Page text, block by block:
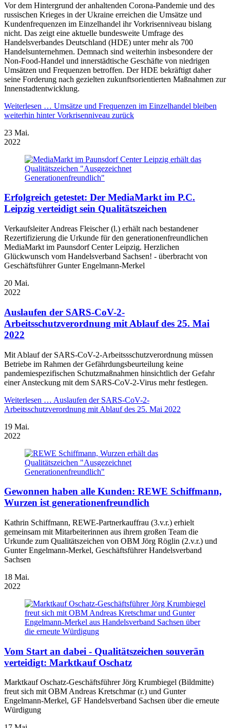
Vor dem Hintergrund der anhaltenden Corona-Pandemie und des
russischen Krieges in der Ukraine erreichen die Umsätze und
Kundenfrequenzen im Einzelhandel ihr Vorkrisenniveau bislang
nicht. Das zeigt eine aktuelle bundesweite Umfrage des
Handelsverbandes Deutschland (HDE) unter mehr als 700
Handelsunternehmen. Demnach sind weiterhin insbesondere der
Non-Food-Handel und innerstädtische Geschäfte von niedrigen
Umsätzen und Frequenzen betroffen. Der HDE bekräftigt daher
seine Forderung nach gezielten zukunftsorientierten Maßnahmen zur
Innenstadtentwicklung.
Weiterlesen … Umsätze und Frequenzen im Einzelhandel bleiben
weiterhin hinter Vorkrisenniveau zurück
23 Mai.
2022
Erfolgreich getestet: Der MediaMarkt im P.C.
Leipzig verteidigt sein Qualitätszeichen
Verkaufsleiter Andreas Fleischer (l.) erhält nach bestandener
Rezertifizierung die Urkunde für den generationenfreundlichen
MediaMarkt im Paunsdorf Center Leipzig. Herzlichen
Glückwunsch vom Handelsverband Sachsen! - überbracht von
Geschäftsführer Gunter Engelmann-Merkel
20 Mai.
2022
Auslaufen der SARS-CoV-2-
Arbeitsschutzverordnung mit Ablauf des 25. Mai
2022
Mit Ablauf der SARS-CoV-2-Arbeitssschutzverordnung müssen
Betriebe im Rahmen der Gefährdungsbeurteilung keine
pandemiespezifischen Schutzmaßnahmen hinsichtlich der Gefahr
einer Ansteckung mit dem SARS-CoV-2-Virus mehr festlegen.
Weiterlesen … Auslaufen der SARS-CoV-2-
Arbeitsschutzverordnung mit Ablauf des 25. Mai 2022
19 Mai.
2022
Gewonnen haben alle Kunden: REWE Schiffmann,
Wurzen ist generationenfreundlich
Kathrin Schiffmann, REWE-Partnerkauffrau (3.v.r.) erhielt
gemeinsam mit Mitarbeiterinnen aus ihrem großen Team die
Urkunde zum Qualitätszeichen von OBM Jörg Röglin (2.v.r.) und
Gunter Engelmann-Merkel, Geschäftsführer Handelsverband
Sachsen
18 Mai.
2022
Vom Start an dabei - Qualitätszeichen souverän
verteidigt: Marktkauf Oschatz
Marktkauf Oschatz-Geschäftsführer Jörg Krumbiegel (Bildmitte)
freut sich mit OBM Andreas Kretschmar (r.) und Gunter
Engelmann-Merkel, GF Handelsverband Sachsen über die erneute
Würdigung